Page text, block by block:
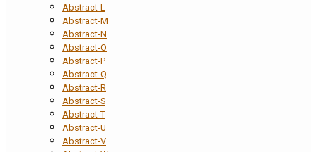
Abstract-L
Abstract-M
Abstract-N
Abstract-O
Abstract-P
Abstract-Q
Abstract-R
Abstract-S
Abstract-T
Abstract-U
Abstract-V